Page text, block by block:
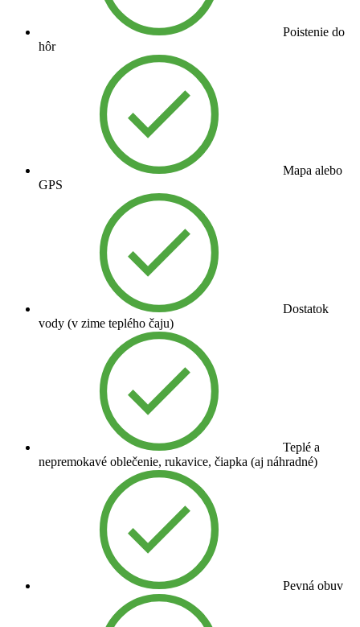
Poistenie do
hôr
Mapa alebo
GPS
Dostatok
vody (v zime teplého čaju)
Teplé a
nepremokavé oblečenie, rukavice, čiapka (aj náhradné)
Pevná obuv